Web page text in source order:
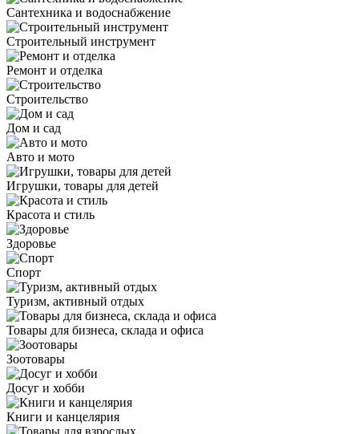
Сантехника и водоснабжение
Строительный инструмент
Ремонт и отделка
Строительство
Дом и сад
Авто и мото
Игрушки, товары для детей
Красота и стиль
Здоровье
Спорт
Туризм, активный отдых
Товары для бизнеса, склада и офиса
Зоотовары
Досуг и хобби
Книги и канцелярия